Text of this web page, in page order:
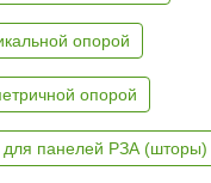
опорой
опорой
панелей РЗА (шторы)